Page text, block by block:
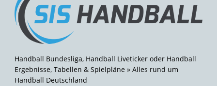
Handball Bundesliga, Handball Liveticker oder Handball
Ergebnisse, Tabellen & Spielpläne » Alles rund um
Handball Deutschland